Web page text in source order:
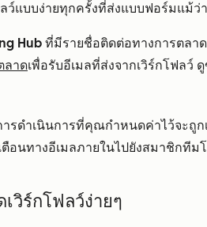
ว์แบบง่ายทุกครั้งที่ส่งแบบฟอร์มแม้ว่
Hub ที่มีรายชื่อติดต่อทางการตลา
ลาดเพื่อรับอีเมลที่ส่งจากเวิร์กโฟลว์
รดำเนินการที่คุณกำหนดค่าไว้จะถูก
ตือนทางอีเมลภายในไปยังสมาชิกที
วิร์กโฟลว์ง่ายๆ